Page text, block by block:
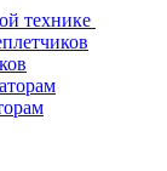
технике